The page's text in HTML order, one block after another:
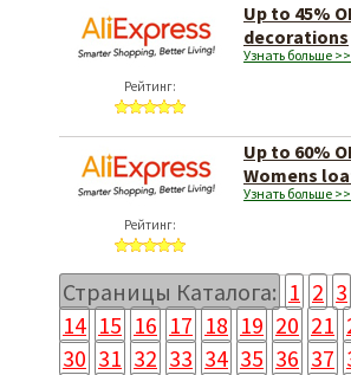
Рейтинг:
Up to 45%
decorations
Узнать больше >>
Рейтинг:
Up to 60%
Womens
Узнать больше >>
Страницы Каталога: 1 2 3
14 15 16 17 18 19 20 21
30 31 32 33 34 35 36 37